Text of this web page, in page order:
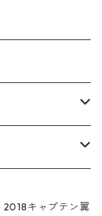
キャプテン翼